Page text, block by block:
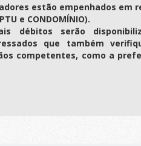
estão empenhados em
e CONDOMÍNIO).
débitos serão
que também
competentes, como a